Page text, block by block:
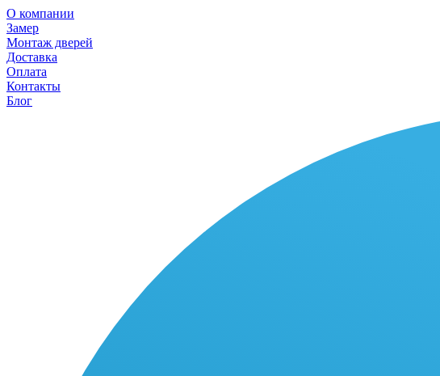
О компании
Замер
Монтаж дверей
Доставка
Оплата
Контакты
Блог